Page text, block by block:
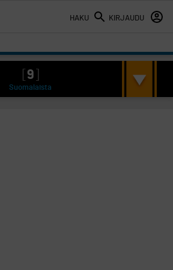
HAKU KIRJAUDU
9
Suomalaista